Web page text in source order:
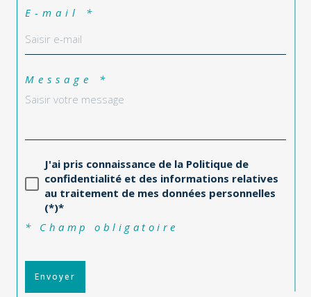
Message *
J'ai pris connaissance de la Politique de
confidentialité et des informations relatives
au traitement de mes données personnelles
(*)*
* Champ obligatoire